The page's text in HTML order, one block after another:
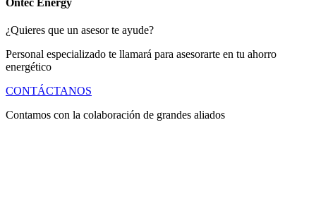
¿Quieres que un asesor te ayude?
Personal especializado te llamará para asesorarte en tu ahorro
energético
CONTÁCTANOS
Contamos con la colaboración de grandes aliados